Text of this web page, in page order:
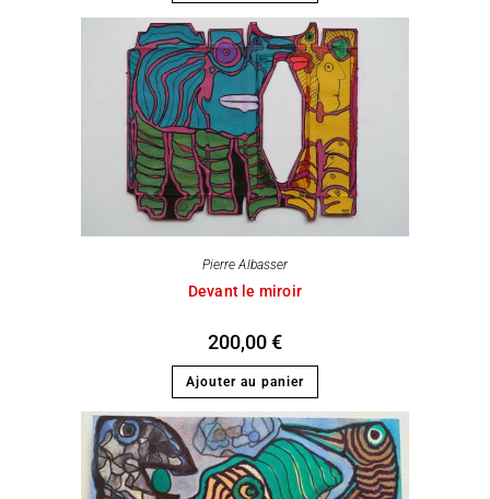
Pierre Albasser
Devant le miroir
200,00€
Ajouter au panier